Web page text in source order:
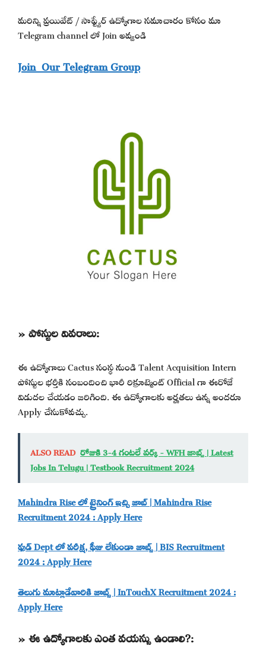
మరిన్ని ప్రయివేట్ / సాఫ్ట్వేర్ ఉద్యోగాల సమాచారం కోసం మా
Telegram channel లో Join అవ్వండి
Join Our Telegram Group
» పోస్టుల వివరాలు:
ఈ ఉద్యోగాలు Cactus సంస్థ నుండి Talent Acquisition Intern
పోస్టుల భర్తీకి సంబందించి భారీ రిక్రూట్మెంట్ Official గా ఈరోజే
విడుదల చేయడం జరిగింది. ఈ ఉద్యోగాలకు అర్హతలు ఉన్న అందరూ
Apply చేసుకోవచ్చు.
ALSO READ రోజుకి 3-4 గంటలే వర్క్ - WFH జాబ్స్ | Latest
Jobs In Telugu | Testbook Recruitment 2024
Mahindra Rise లో ట్రైనింగ్ ఇచ్చి జాబ్ | Mahindra Rise
Recruitment 2024 : Apply Here
ఫుడ్ Dept లో పరీక్ష, ఫీజు లేకుండా జాబ్స్ | BIS Recruitment
2024 : Apply Here
తెలుగు మాట్లాడేవారికి జాబ్స్ | InTouchX Recruitment 2024 :
Apply Here
» ఈ ఉద్యోగాలకు ఎంత వయస్సు ఉండాలి?: